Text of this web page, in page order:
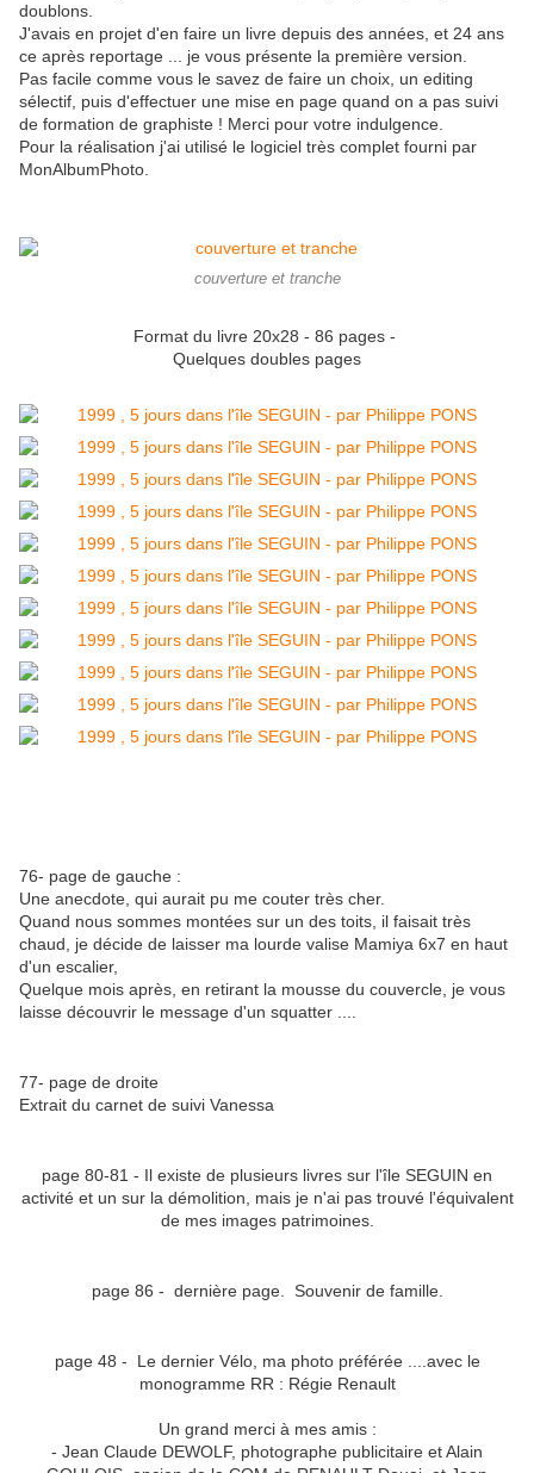
doublons.
J'avais en projet d'en faire un livre depuis des années, et 24 ans
ce après reportage ... je vous présente la première version.
Pas facile comme vous le savez de faire un choix, un editing
sélectif, puis d'effectuer une mise en page quand on a pas suivi
de formation de graphiste ! Merci pour votre indulgence.
Pour la réalisation j'ai utilisé le logiciel très complet fourni par
MonAlbumPhoto.
couverture et tranche
Format du livre 20x28 - 86 pages -
Quelques doubles pages
76- page de gauche :
Une anecdote, qui aurait pu me couter très cher.
Quand nous sommes montées sur un des toits, il faisait très
chaud, je décide de laisser ma lourde valise Mamiya 6x7 en haut
d'un escalier,
Quelque mois après, en retirant la mousse du couvercle, je vous
laisse découvrir le message d'un squatter ....
77- page de droite
Extrait du carnet de suivi Vanessa
page 80-81 - Il existe de plusieurs livres sur l'île SEGUIN en
activité et un sur la démolition, mais je n'ai pas trouvé l'équivalent
de mes images patrimoines.
page 86 - dernière page. Souvenir de famille.
page 48 - Le dernier Vélo, ma photo préférée ....avec le
monogramme RR : Régie Renault
Un grand merci à mes amis :
- Jean Claude DEWOLF, photographe publicitaire et Alain